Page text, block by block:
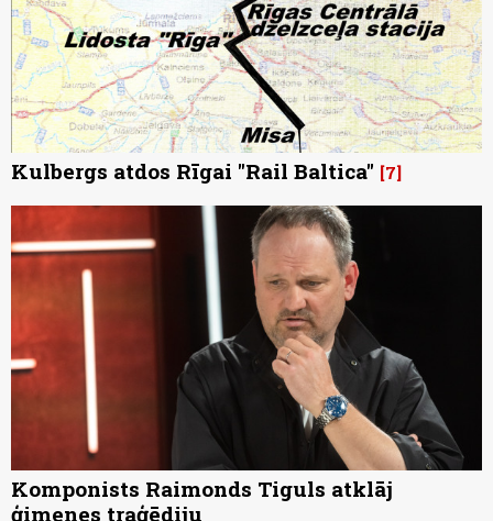
Kulbergs atdos Rīgai "Rail Baltica" 7
Komponists Raimonds Tiguls atklāj
ģimenes traģēdiju